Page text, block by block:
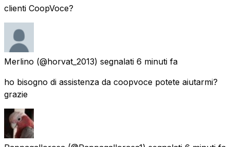
clienti CoopVoce?
Merlino (@horvat_2013) segnalati 6 minuti fa
ho bisogno di assistenza da coopvoce potete aiutarmi?
grazie